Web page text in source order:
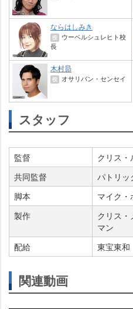
ならはしみき
役
ウーベルシュレヒト校
長
木村昴
役 オサリバン・センセイ
スタッフ
監督
クリス・
共同監督
パトリッ
脚本
マイク・
製作
クリス・
マン
配給
東宝東和
関連動画